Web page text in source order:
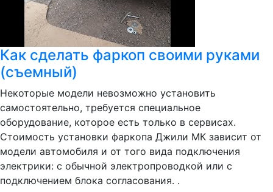
Как сделать фаркоп своими руками
(съемный)
Некоторые модели невозможно установить
самостоятельно, требуется специальное
оборудование, которое есть только в сервисах.
Стоимость установки фаркопа Джили МК зависит от
модели автомобиля и от того вида подключения
электрики: с обычной электропроводкой или с
подключением блока согласования. .